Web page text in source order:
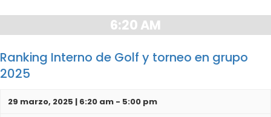
6:20 AM
Ranking Interno de Golf y torneo en grupo
2025
29 marzo, 2025 | 6:20 am - 5:00 pm